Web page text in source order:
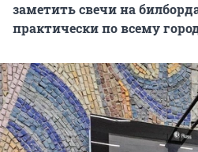
заметить свечи на
практически по всему